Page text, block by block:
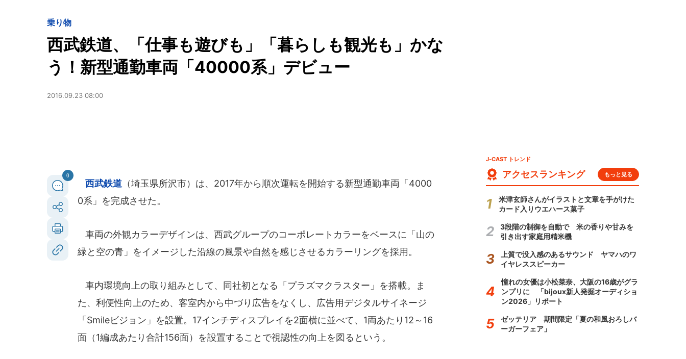
乗り物
西武鉄道、「仕事も遊びも」「暮らしも観光も」かな
う！新型通勤車両「40000系」デビュー
2016.09.23 08:00
0
西武鉄道 （埼玉県所沢市）は、2017年から順次運転を開始する新型通勤車両「4000
0系」を完成させた。
車両の外観カラーデザインは、西武グループのコーポレートカラーをベースに「山の
緑と空の青」をイメージした沿線の風景や自然を感じさせるカラーリングを採用。
車内環境向上の取り組みとして、同社初となる「プラズマクラスター」を搭載。ま
た、利便性向上のため、客室内から中づり広告をなくし、広告用デジタルサイネージ
「Smileビジョン」を設置。17インチディスプレイを2面横に並べて、1両あたり12～16
面（1編成あたり合計156面）を設置することで視認性の向上を図るという。
J-CAST トレンド
アクセスランキング もっと見る
米津玄師さんがイラストと文章を手がけた
カード入りウエハース菓子
3段階の制御を自動で 米の香りや甘みを
引き出す家庭用精米機
上質で没入感のあるサウンド ヤマハのワ
イヤレススピーカー
憧れの女優は小松菜奈、大阪の16歳がグラ
ンプリに 「bijoux新人発掘オーディショ
ン2026」リポート
ゼッテリア 期間限定「夏の和風おろしバ
ーガーフェア」